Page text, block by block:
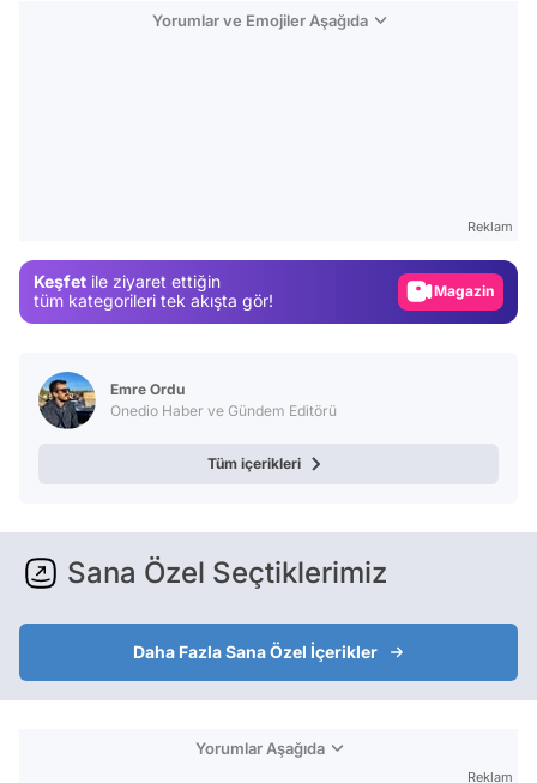
Yorumlar ve Emojiler Aşağıda
Reklam
Keşfet ile ziyaret ettiğin
tüm kategorileri tek akışta gör!
Magazin
Emre Ordu
Onedio Haber ve Gündem Editörü
Tüm içerikleri
Sana Özel Seçtiklerimiz
Daha Fazla Sana Özel İçerikler
Yorumlar Aşağıda
Reklam